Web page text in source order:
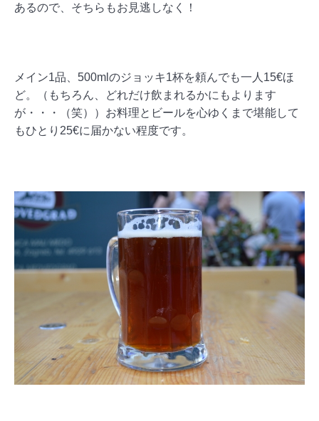
あるので、そちらもお見逃しなく！
メイン1品、500mlのジョッキ1杯を頼んでも一人15€ほ
ど。（もちろん、どれだけ飲まれるかにもよります
が・・・（笑））お料理とビールを心ゆくまで堪能して
もひとり25€に届かない程度です。